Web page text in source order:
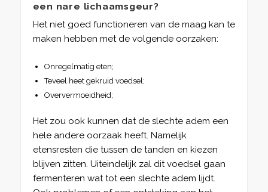
een nare lichaamsgeur?
Het niet goed functioneren van de maag kan te
maken hebben met de volgende oorzaken:
Onregelmatig eten;
Teveel heet gekruid voedsel;
Oververmoeidheid;
Het zou ook kunnen dat de slechte adem een
hele andere oorzaak heeft. Namelijk
etensresten die tussen de tanden en kiezen
blijven zitten. Uiteindelijk zal dit voedsel gaan
fermenteren wat tot een slechte adem lijdt.